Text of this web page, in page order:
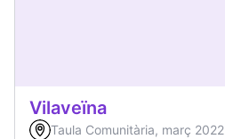
Vilaveïna
Taula Comunitària, març 2022